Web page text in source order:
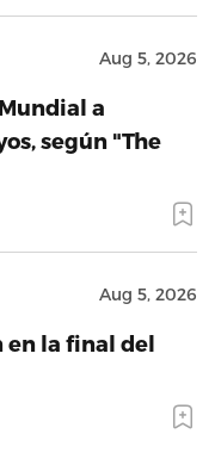
Aug 5, 2026
a
según "The
Aug 5, 2026
en la final del